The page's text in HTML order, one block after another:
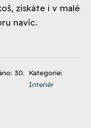
získáte i v malé
navíc.
30. Kategorie:
Interiér